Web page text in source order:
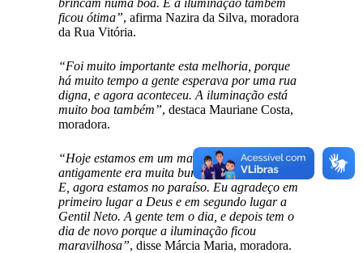
brincam numa boa. E a iluminação também
ficou ótima”, afirma Nazira da Silva, moradora
da Rua Vitória.
“Foi muito importante esta melhoria, porque
há muito tempo a gente esperava por uma rua
digna, e agora aconteceu. A iluminação está
muito boa também”, destaca Mauriane Costa,
moradora.
“Hoje estamos em um mar de rosas, porque
antigamente era muita buraqueira, muito mato.
E, agora estamos no paraíso. Eu agradeço em
primeiro lugar a Deus e em segundo lugar a
Gentil Neto. A gente tem o dia, e depois tem o
dia de novo porque a iluminação ficou
maravilhosa”, disse Márcia Maria, moradora.